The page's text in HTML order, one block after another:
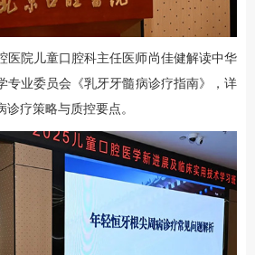
医院儿童口腔科主任医师尚佳健解读中华
专业委员会《乳牙牙髓病诊疗指南》，详
疗策略与质控要点。